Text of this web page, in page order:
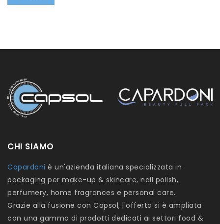
CHI SIAMO
Capardoni è un'azienda italiana specializzata in
packaging per make-up & skincare, nail polish,
perfumery, home fragrances e personal care.
Grazie alla fusione con Capsol, l'offerta si è ampliata
con una gamma di prodotti dedicati ai settori food &